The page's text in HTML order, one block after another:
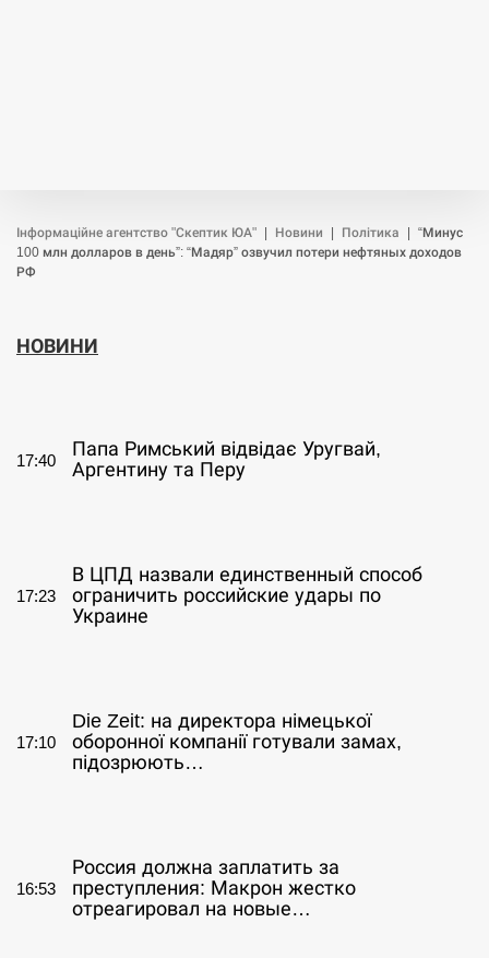
Інформаційне агентство "Скептик ЮА" Новини Політика
“Минус
100 млн долларов в день”: “Мадяр” озвучил потери нефтяных доходов
РФ
НОВИНИ
17:40
Папа Римський відвідає Уругвай,
Аргентину та Перу
17:23
В ЦПД назвали единственный способ
ограничить российские удары по
Украине
17:10
Die Zeit: на директора німецької
оборонної компанії готували замах,
підозрюють…
16:53
Россия должна заплатить за
преступления: Макрон жестко
отреагировал на новые…